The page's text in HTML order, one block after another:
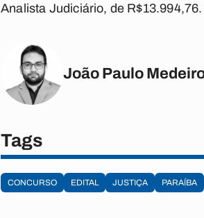
Analista Judiciário, de
João Paulo
Tags
CONCURSO EDITAL JUSTIÇA PARAÍBA